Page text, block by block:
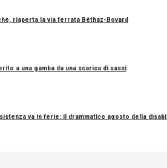
riaperta la via ferrata Béthaz-Bovard
a una gamba da una scarica di sassi
va in ferie: il drammatico agosto della